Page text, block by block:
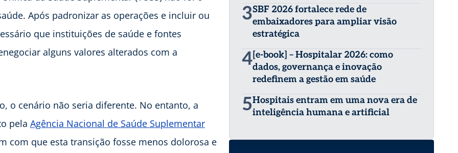
Após padronizar as operações e incluir ou
que instituições de saúde e fontes
alguns valores alterados com a
o cenário não seria diferente. No entanto, a
pela Agência Nacional de Saúde Suplementar
com que esta transição fosse menos dolorosa e
3SBF 2026 fortalece rede de
embaixadores para ampliar visão
estratégica
4[e-book] – Hospitalar 2026: como
dados, governança e inovação
redefinem a gestão em saúde
5Hospitais entram em uma nova era de
inteligência humana e artificial